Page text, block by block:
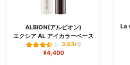
ALBION(アルビオン)
エクシア AL アイカラーベース
3.63(1)
¥4,400
La